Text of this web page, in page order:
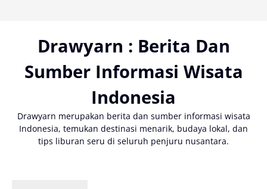
Drawyarn : Berita Dan
Sumber Informasi Wisata
Indonesia
Drawyarn merupakan berita dan sumber informasi wisata
Indonesia, temukan destinasi menarik, budaya lokal, dan
tips liburan seru di seluruh penjuru nusantara.